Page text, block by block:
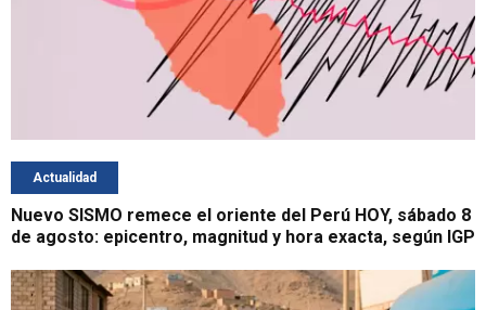
Actualidad
Nuevo SISMO remece el oriente del Perú HOY, sábado 8
de agosto: epicentro, magnitud y hora exacta, según IGP